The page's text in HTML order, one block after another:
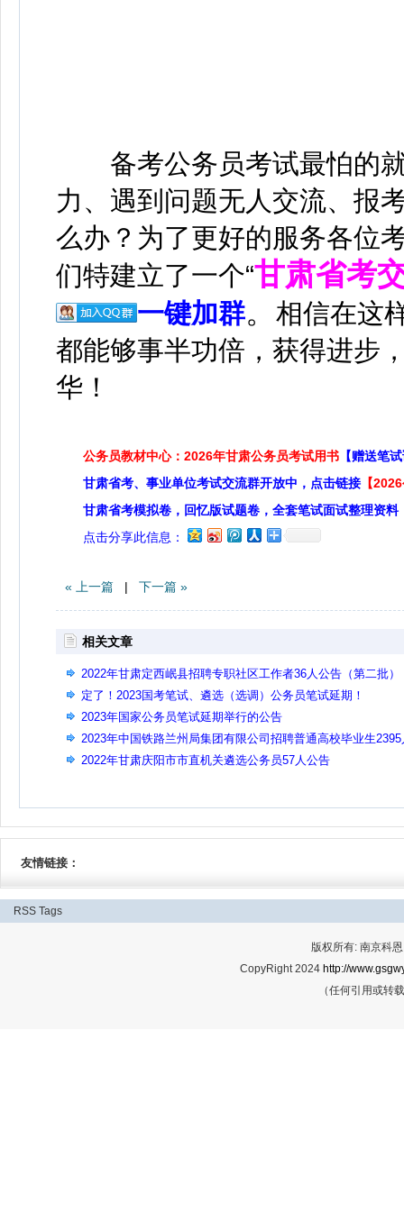
备考公务员考试最怕的就
力、遇到问题无人交流、报
么办？为了更好的服务各位
们特建立了一个“甘肃省考
一键加群。 相信在这
都能够事半功倍，获得进步
华！
公务员教材中心：2026年甘肃公务员考试用书 【赠送笔
甘肃省考、事业单位考试交流群开放中，点击链接 【
甘肃省考模拟卷，回忆版试题卷，全套笔试面试整理资料
点击分享此信息：
« 上一篇 | 下一篇 »
相关文章
2022年甘肃定西岷县招聘专职社区工作者36人公告（第二批）
定了！2023国考笔试、遴选（选调）公务员笔试延期！
2023年国家公务员笔试延期举行的公告
2023年中国铁路兰州局集团有限公司招聘普通高校毕业生2395
公告(二)
2022年甘肃庆阳市市直机关遴选公务员57人公告
友情链接：
RSS Tags
版权所有: 南京科
CopyRight 2024 http://
（任何引用或转